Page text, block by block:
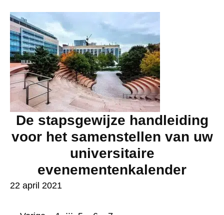
De stapsgewijze handleiding
voor het samenstellen van uw
universitaire
evenementenkalender
22 april 2021
...